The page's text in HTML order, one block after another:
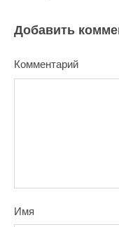
Добавить
Комментарий
Имя